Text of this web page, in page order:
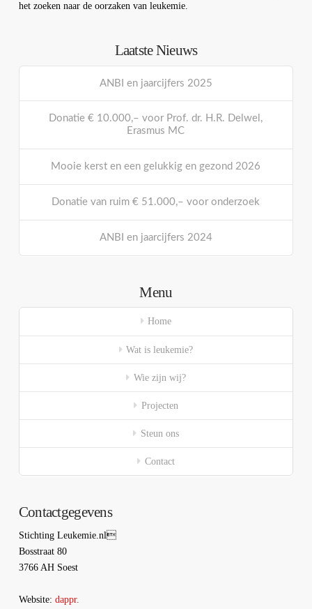
het zoeken naar de oorzaken van leukemie.
Laatste Nieuws
ANBI en jaarcijfers 2025
Donatie € 10.000,– voor Prof. dr. H.R. Delwel,
Erasmus MC
Mooie kerst en een gelukkig en gezond 2026
Donatie van ruim € 51.000,– voor onderzoek
ANBI en jaarcijfers 2024
Menu
Home
Wat is leukemie?
Wie zijn wij?
Projecten
Steun ons
Contact
Contactgegevens
Stichting Leukemie.nl
Bosstraat 80
3766 AH Soest
Website: dappr.